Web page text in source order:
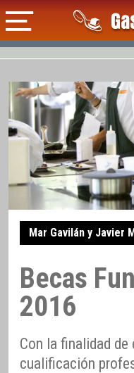
Mar Gavilán y Javier
Becas
2016
Con la finalidad
cualificación